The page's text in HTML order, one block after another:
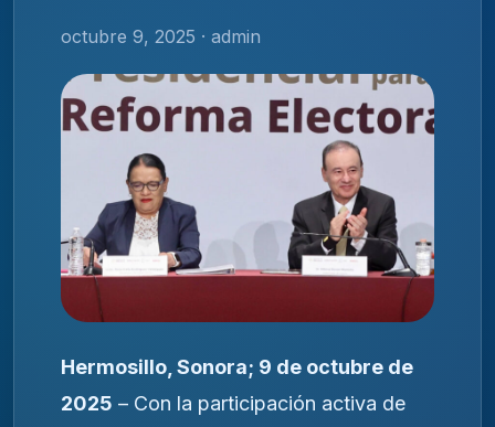
octubre 9, 2025 · admin
Hermosillo, Sonora; 9 de octubre de
2025 – Con la participación activa de